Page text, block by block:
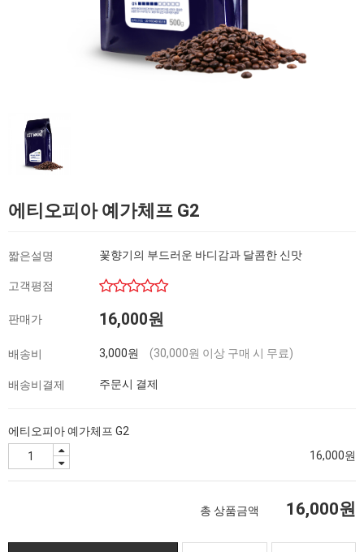
에티오피아 예가체프 G2
짧은설명 꽃향기의 부드러운 바디감과 달콤한 신맛
고객평점
판매가 16,000원
배송비 3,000원 (30,000원 이상 구매 시 무료)
배송비결제 주문시 결제
에티오피아 예가체프 G2
16,000원
총 상품금액 16,000원